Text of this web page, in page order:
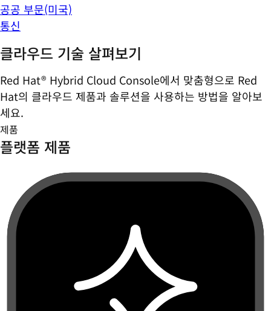
공공 부문(미국)
통신
클라우드 기술 살펴보기
Red Hat® Hybrid Cloud Console에서 맞춤형으로 Red
Hat의 클라우드 제품과 솔루션을 사용하는 방법을 알아보
세요.
제품
플랫폼 제품